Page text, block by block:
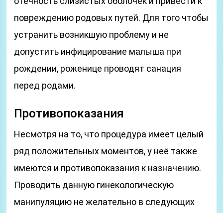
повреждению родовых путей. Для того чтобы
устранить возникшую проблему и не
допустить инфицирование малыша при
рождении, роженице проводят санация
перед родами.
Противопоказания
Несмотря на то, что процедура имеет целый
ряд положительных моментов, у неё также
имеются и противопоказания к назначению.
Проводить данную гинекологическую
манипуляцию не желательно в следующих